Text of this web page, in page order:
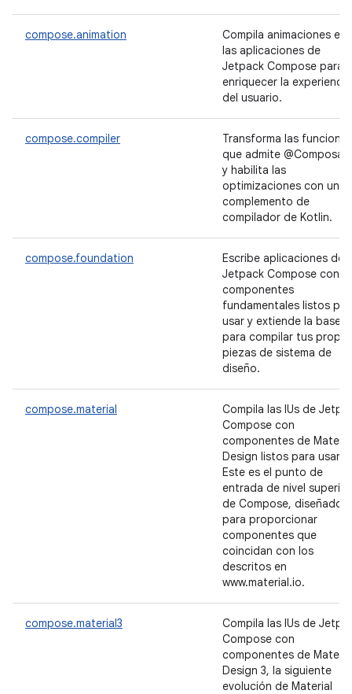
compose.animation
Compila animaciones en
las aplicaciones de
Jetpack Compose para
enriquecer la experiencia
del usuario.
compose.compiler
Transforma las funciones
que admite
y habilita las
optimizaciones con un
complemento de
compilador de Kotlin.
compose.foundation
Escribe aplicaciones de
Jetpack Compose con
componentes
fundamentales listos
usar y extiende la base
para compilar tus
piezas de sistema de
diseño.
compose.material
Compila las IUs de
Compose con
componentes de
Design listos para usar.
Este es el punto de
entrada de nivel superior
de Compose, diseñado
para proporcionar
componentes que
coincidan con los
descritos en
www.material.io.
compose.material3
Compila las IUs de
Compose con
componentes de
Design 3, la siguiente
evolución de Material